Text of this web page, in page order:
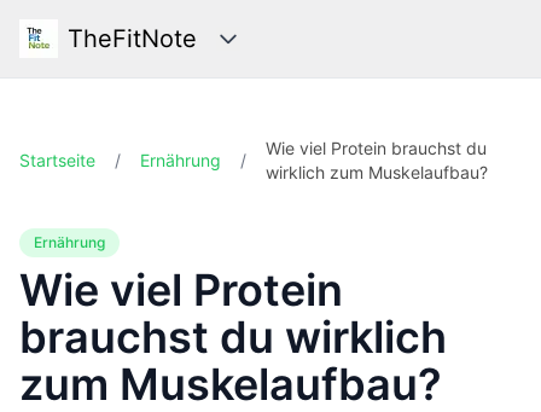
TheFitNote Kategorien
Startseite / Ernährung /
Wie viel Protein brauchst du
wirklich zum Muskelaufbau?
Ernährung
Wie viel Protein
brauchst du wirklich
zum Muskelaufbau?